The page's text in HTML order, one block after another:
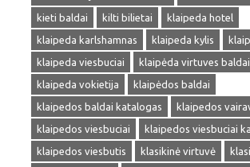
kieti baldai
kilti bilietai
klaipeda hotel
klaipeda karlshamnas
klaipeda kylis
klaipeda viesbuciai
klaipėda virtuves baldai
klaipeda vokietija
klaipėdos baldai
klaipedos baldai katalogas
klaipedos
klaipedos viesbuciai
klaipedos viesbuciai
klaipedos viesbutis
klasikinė virtuvė